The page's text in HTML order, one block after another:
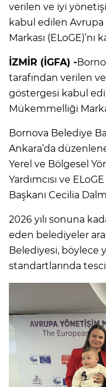
verilen ve iyi
kabul edilen
Markası (ELoGE)’nı
İZMİR (İGFA) -
tarafından verilen
göstergesi kabul
Mükemmelliği
Bornova Belediye
Ankara’da
Yerel ve Bölgesel
Yardımcısı ve
Başkanı Cecilia
2026 yılı sonuna
eden belediyeler
Belediyesi, böylece
standartlarında